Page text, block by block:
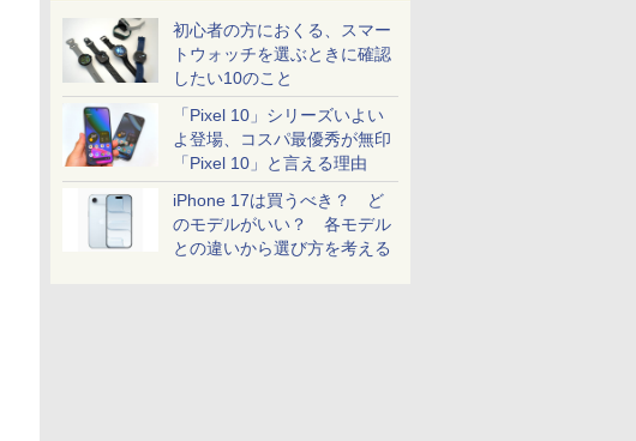
初心者の方におくる、スマー
トウォッチを選ぶときに確認
したい10のこと
「Pixel 10」シリーズいよい
よ登場、コスパ最優秀が無印
「Pixel 10」と言える理由
iPhone 17は買うべき？ ど
のモデルがいい？ 各モデル
との違いから選び方を考える